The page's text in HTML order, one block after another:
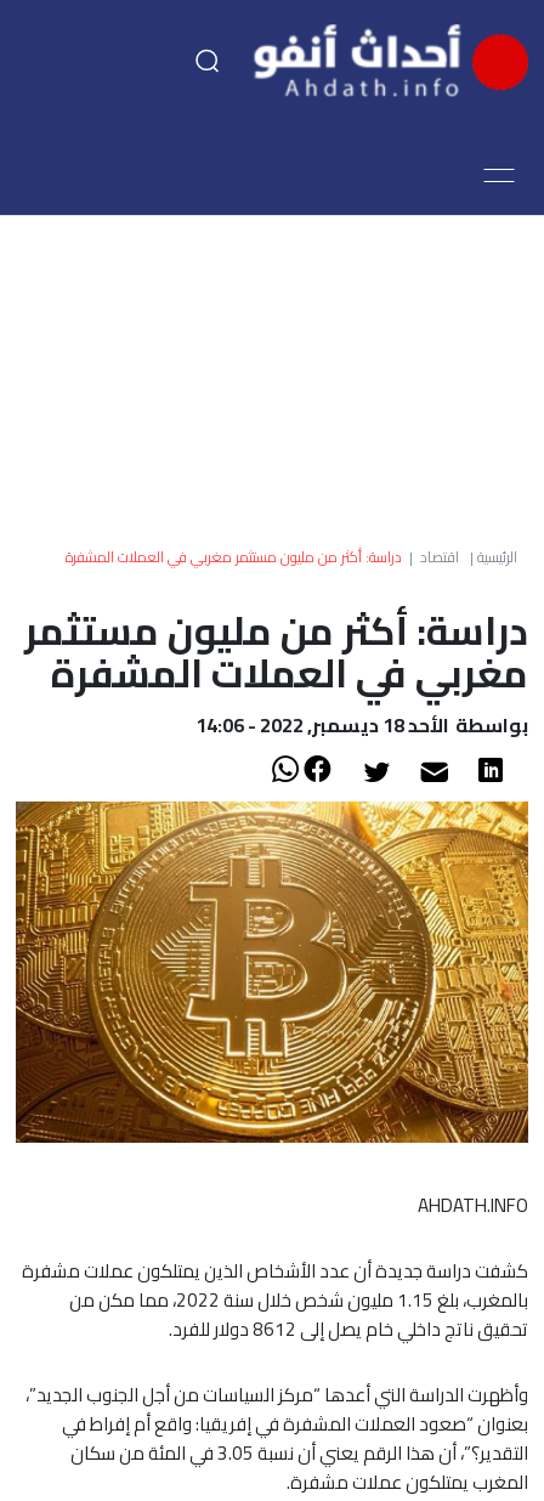
اقتصاد
العالم
أعمدة
الصحراء
الرئيسية| اقتصاد | دراسة: أكثر من مليون مستثمر مغربي في العملات المشفرة
دراسة: أكثر من مليون مستثمر
مغربي في العملات المشفرة
بواسطة الأحد 18 ديسمبر, 2022 - 14:06
AHDATH.INFO
كشفت دراسة جديدة أن عدد الأشخاص الذين يمتلكون عملات مشفرة
بالمغرب، بلغ 1.15 مليون شخص خلال سنة 2022، مما مكن من
تحقيق ناتج داخلي خام يصل إلى 8612 دولار للفرد.
وأظهرت الدراسة التي أعدها “مركز السياسات من أجل الجنوب الجديد”،
بعنوان “صعود العملات المشفرة في إفريقيا: واقع أم إفراط في
التقدير؟”، أن هذا الرقم يعني أن نسبة 3.05 في المئة من سكان
المغرب يمتلكون عملات مشفرة.